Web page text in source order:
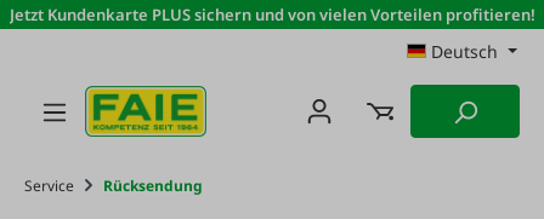
Zum Hauptinhalt springen
Jetzt Kundenkarte PLUS sichern und von vielen Vorteilen profitieren!
Deutsch
Service Rücksendung